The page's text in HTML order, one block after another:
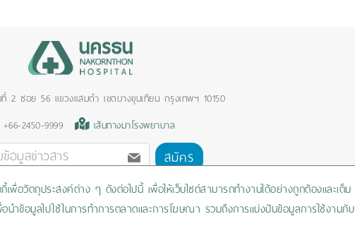
2 ซอย 56 แขวงแสมดำ เขตบางขุนเทียน กรุงเทพฯ 10150
+66-2450-9999
เส้นทางมาโรงพยาบาล
สมัคร
Policy/Cookies Policy/Sitemap/สิทธิผู้ป่วย
วัตถุประสงค์ต่าง ๆ ดังต่อไปนี้ เพื่อให้เว็บไซต์สามารถทำงานได้อย่างถูกต้องและเต็ม
นำข้อมูลไปใช้ในการทำการตลาดและการโฆษณา รวมถึงการแบ่งปันข้อมูลการใช้งานกับ